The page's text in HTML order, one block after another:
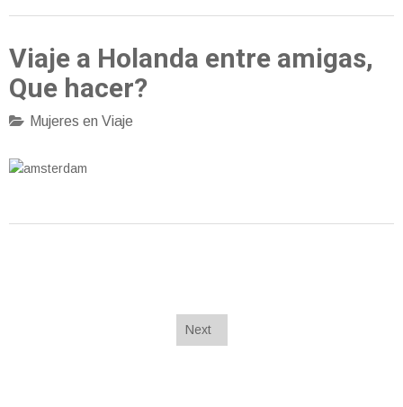
Viaje a Holanda entre amigas,
Que hacer?
Mujeres en Viaje
Next